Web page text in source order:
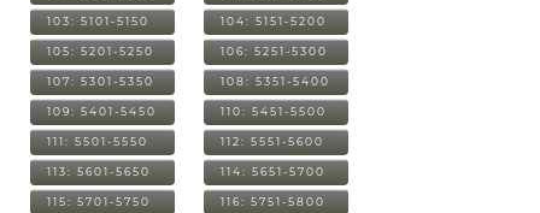
103: 5101-5150 104: 5151-5200
105: 5201-5250 106: 5251-5300
107: 5301-5350 108: 5351-5400
109: 5401-5450 110: 5451-5500
111: 5501-5550 112: 5551-5600
113: 5601-5650 114: 5651-5700
115: 5701-5750 116: 5751-5800